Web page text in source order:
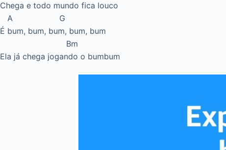
Chega e todo mundo fica louco
A G
É bum, bum, bum, bum, bum
Bm
Ela já chega jogando o bumbum